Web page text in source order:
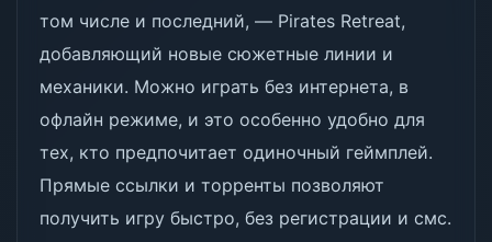
том числе и последний, — Pirates Retreat,
добавляющий новые сюжетные линии и
механики. Можно играть без интернета, в
офлайн режиме, и это особенно удобно для
тех, кто предпочитает одиночный геймплей.
Прямые ссылки и торренты позволяют
получить игру быстро, без регистрации и смс.